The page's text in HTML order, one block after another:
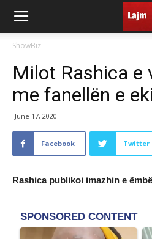
ShowBiz
Milot Rashica e
me fanellën e
June 17, 2020
Facebook Twitter
Rashica publikoi imazhin e